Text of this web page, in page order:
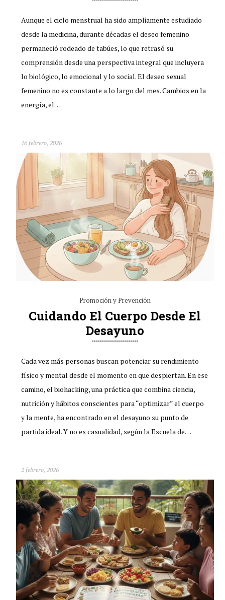
Aunque el ciclo menstrual ha sido ampliamente estudiado
desde la medicina, durante décadas el deseo femenino
permaneció rodeado de tabúes, lo que retrasó su
comprensión desde una perspectiva integral que incluyera
lo biológico, lo emocional y lo social. El deseo sexual
femenino no es constante a lo largo del mes. Cambios en la
energía, el…
16 febrero, 2026
Promoción y Prevención
Cuidando El Cuerpo Desde El
Desayuno
Cada vez más personas buscan potenciar su rendimiento
físico y mental desde el momento en que despiertan. En ese
camino, el biohacking, una práctica que combina ciencia,
nutrición y hábitos conscientes para “optimizar” el cuerpo
y la mente, ha encontrado en el desayuno su punto de
partida ideal. Y no es casualidad, según la Escuela de…
2 febrero, 2026